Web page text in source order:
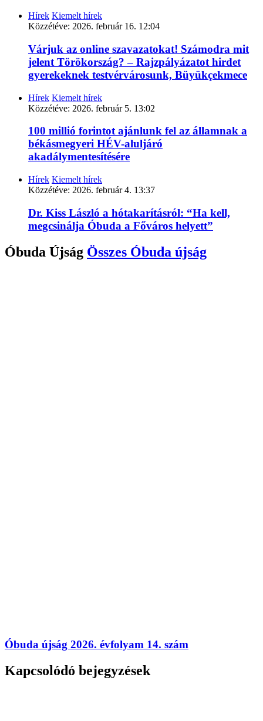
Hírek Kiemelt hírek
Közzétéve: 2026. február 16. 12:04
Várjuk az online szavazatokat! Számodra mit
jelent Törökország? – Rajzpályázatot hirdet
gyerekeknek testvérvárosunk, Büyükçekmece
Hírek Kiemelt hírek
Közzétéve: 2026. február 5. 13:02
100 millió forintot ajánlunk fel az államnak a
békásmegyeri HÉV-aluljáró
akadálymentesítésére
Hírek Kiemelt hírek
Közzétéve: 2026. február 4. 13:37
Dr. Kiss László a hótakarításról: “Ha kell,
megcsinálja Óbuda a Főváros helyett”
Óbuda Újság Összes Óbuda újság
Óbuda újság 2026. évfolyam 14. szám
Kapcsolódó bejegyzések